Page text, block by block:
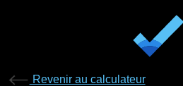
Revenir au calculateur